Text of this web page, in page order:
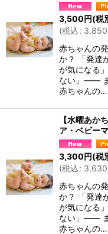
3,500円(税
(税込: 3,850
赤ちゃんの
か？ 「発達
が気になる
ない」—— ま
赤ちゃんの…
【水曜あか
ア・ベビー
3,300円(税
(税込: 3,630
赤ちゃんの
か？ 「発達
が気になる
ない」—— ま
赤ちゃんの…